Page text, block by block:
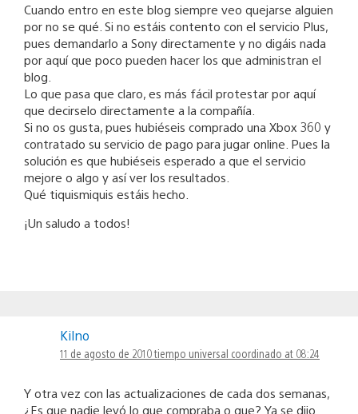
Cuando entro en este blog siempre veo quejarse alguien
por no se qué. Si no estáis contento con el servicio Plus,
pues demandarlo a Sony directamente y no digáis nada
por aquí que poco pueden hacer los que administran el
blog.
Lo que pasa que claro, es más fácil protestar por aquí
que decirselo directamente a la compañía.
Si no os gusta, pues hubiéseis comprado una Xbox 360 y
contratado su servicio de pago para jugar online. Pues la
solución es que hubiéseis esperado a que el servicio
mejore o algo y así ver los resultados.
Qué tiquismiquis estáis hecho.
¡Un saludo a todos!
Kilno
11 de agosto de 2010 tiempo universal coordinado at 08:24
Y otra vez con las actualizaciones de cada dos semanas,
¿Es que nadie leyó lo que compraba o que? Ya se dijo